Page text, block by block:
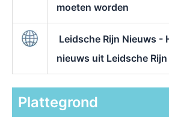
moeten worden
Leidsche Rijn Nieuws -
nieuws uit Leidsche Rijn
Plattegrond